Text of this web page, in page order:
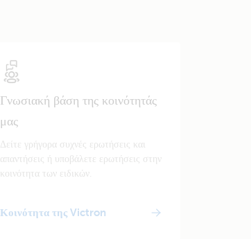
Γνωσιακή βάση της κοινότητάς
μας
Δείτε γρήγορα συχνές ερωτήσεις και
απαντήσεις ή υποβάλετε ερωτήσεις στην
κοινότητα των ειδικών.
Κοινότητα της Victron